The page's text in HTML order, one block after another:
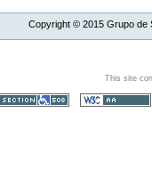
Copyright © 2015Grupo de
This site